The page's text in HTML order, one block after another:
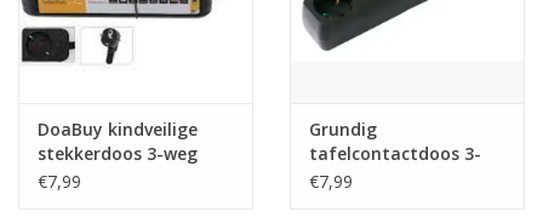
Toon alle producten
DoaBuy kindveilige
stekkerdoos 3-weg
geaard zwart zwart
€7,99
Grundig
tafelcontactdoos 3-
voud RA 1,5m - zwart
€7,99